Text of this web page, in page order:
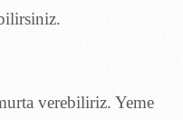
verebiliriz. Yeme